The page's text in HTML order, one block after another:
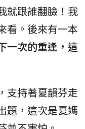
就跟誰翻臉！我
看。後來有一本
一次的重逢，這
支持著夏韻芬走
題，這次是夏媽